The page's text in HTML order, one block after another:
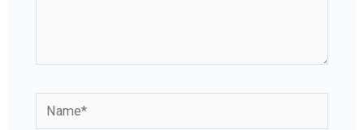
Name*